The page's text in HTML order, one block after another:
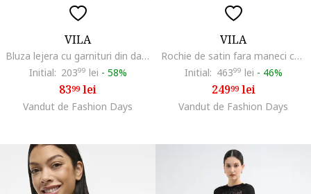
VILA
Bluza lejera cu garnituri din dantela, Alb
Initial: 20399 lei - 58%
8399lei
Vandut de Fashion Days
VILA
Rochie de satin fara maneci cu decupaj pe spate, Galben deschis
Initial: 46399 lei - 46%
24999lei
Vandut de Fashion Days